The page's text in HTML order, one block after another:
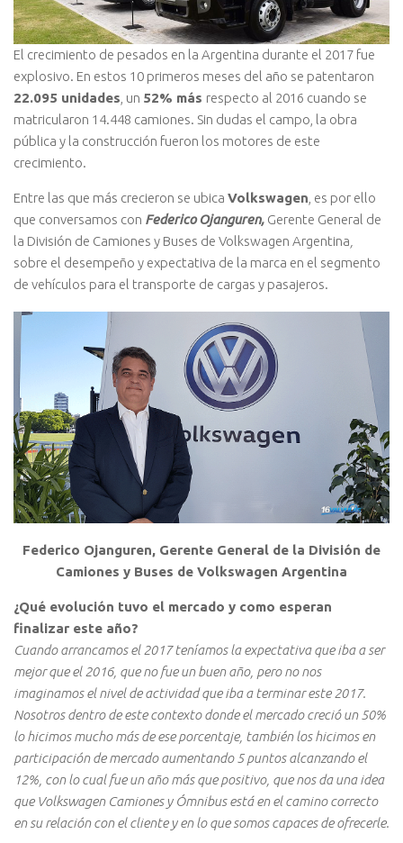
El crecimiento de pesados en la Argentina durante el 2017 fue
explosivo. En estos 10 primeros meses del año se patentaron
22.095 unidades , un 52% más respecto al 2016 cuando se
matricularon 14.448 camiones. Sin dudas el campo, la obra
pública y la construcción fueron los motores de este
crecimiento.
Entre las que más crecieron se ubica Volkswagen , es por ello
que conversamos con Federico Ojanguren, Gerente General de
la División de Camiones y Buses de Volkswagen Argentina
sobre el desempeño y expectativa de la marca en el segmento
de vehículos para el transporte de cargas y pasajeros.
Federico Ojanguren, Gerente General de la División de
Camiones y Buses de Volkswagen Argentina
¿Qué evolución tuvo el mercado y como esperan
finalizar este año?
Cuando arrancamos el 2017 teníamos la expectativa que iba a ser
mejor que el 2016, que no fue un buen año, pero no nos
imaginamos el nivel de actividad que iba a terminar este 2017.
Nosotros dentro de este contexto donde el mercado creció un 50%
lo hicimos mucho más de ese porcentaje, también los hicimos en
participación de mercado aumentando 5 puntos alcanzando el
12%, con lo cual fue un año más que positivo, que nos da una idea
que Volkswagen Camiones y Ómnibus está en el camino correcto
en su relación con el cliente y en lo que somos capaces de ofrecerle.